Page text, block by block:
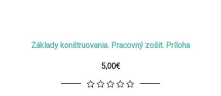
Základy konštruovania. Pracovný zošit. Príloha
5,00€